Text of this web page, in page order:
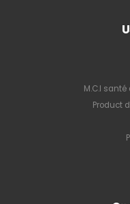
M.C.I
Product